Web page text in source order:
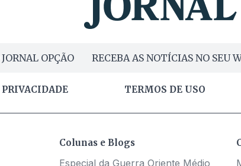
OPÇÃO RECEBA AS NOTÍCIAS NO SEU
PRIVACIDADE TERMOS DE USO
Colunas e Blogs
Especial da Guerra Oriente Médio